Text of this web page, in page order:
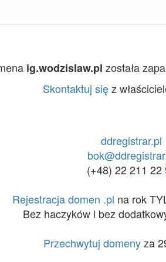
ig.wodzislaw.pl została
Skontaktuj sięz
ddregistrar.pl
(+48) 22 211 22
Rejestracja domen .pl na rok
Bez haczyków i bez
Przechwytuj domenyza